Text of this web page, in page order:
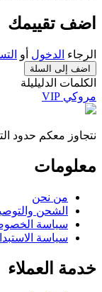
اضف تقييمك
الرجاء الدخول أو
اضف إلى السلة
الكلمات الدليليلة
مروكي VIP
نتجاوز معكم حدود
معلومات
من نحن
الشحن
سياسة
سياسة
خدمة العملاء